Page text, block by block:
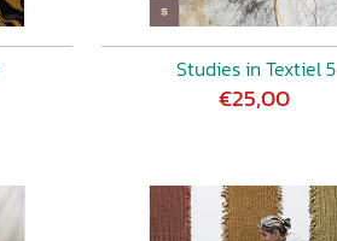
Studies in Textiel 5
€25,00